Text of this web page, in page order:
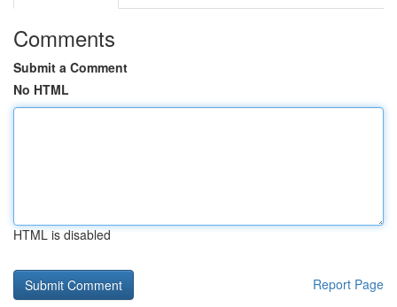
Comments
Submit a Comment
No HTML
HTML is disabled
Report Page